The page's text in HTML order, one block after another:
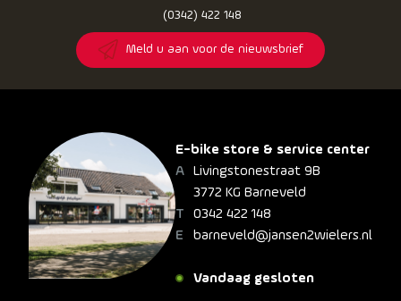
(0342) 422 148
Meld u aan voor de nieuwsbrief
E-bike store & service center
Livingstonestraat 9B
3772 KG Barneveld
0342 422 148
barneveld@jansen2wielers.nl
Vandaag gesloten